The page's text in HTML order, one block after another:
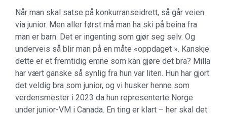
Når man skal satse på konkurranseidrett, så går veien
via junior. Men aller først må man ha ski på beina fra
man er barn. Det er ingenting som gjør seg selv. Og
underveis så blir man på en måte «oppdaget ». Kanskje
dette er et fremtidig emne som kan gjøre det bra? Milla
har vært ganske så synlig fra hun var liten. Hun har gjort
det veldig bra som junior, og vi husker henne som
verdensmester i 2023 da hun representerte Norge
under junior-VM i Canada. En ting er klart – her skal det